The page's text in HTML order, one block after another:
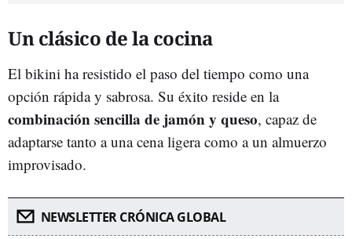
Un clásico de la cocina
El bikini ha resistido el paso del tiempo como una
opción rápida y sabrosa. Su éxito reside en la
combinación sencilla de jamón y queso, capaz de
adaptarse tanto a una cena ligera como a un almuerzo
improvisado.
NEWSLETTER CRÓNICA GLOBAL